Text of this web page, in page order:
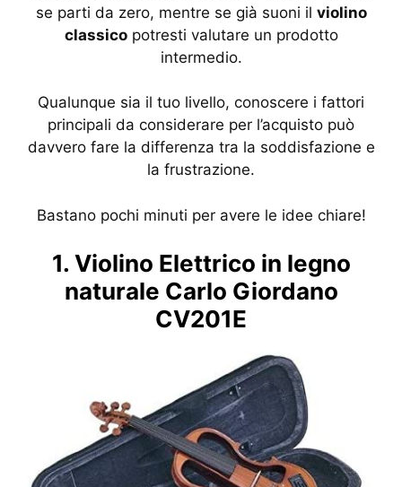
se parti da zero, mentre se già suoni il violino
classicopotresti valutare un prodotto
intermedio.
Qualunque sia il tuo livello, conoscere i fattori
principali da considerare per l’acquisto può
davvero fare la differenza tra la soddisfazione e
la frustrazione.
Bastano pochi minuti per avere le idee chiare!
1. Violino Elettrico in legno
naturale Carlo Giordano
CV201E